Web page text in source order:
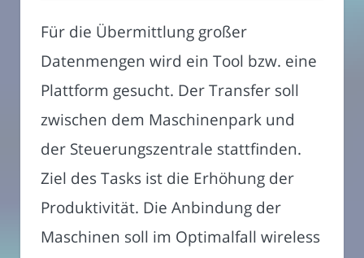
Für die Übermittlung großer
Datenmengen wird ein Tool bzw. eine
Plattform gesucht. Der Transfer soll
zwischen dem Maschinenpark und
der Steuerungszentrale stattfinden.
Ziel des Tasks ist die Erhöhung der
Produktivität. Die Anbindung der
Maschinen soll im Optimalfall wireless